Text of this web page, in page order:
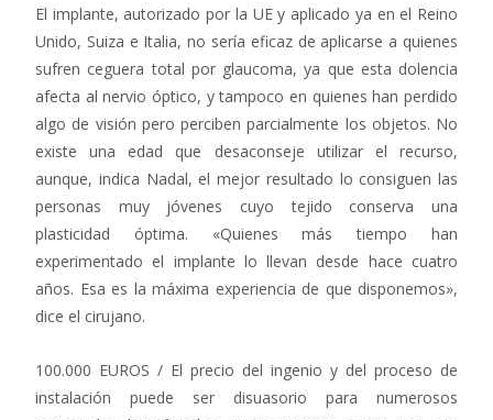
El implante, autorizado por la UE y aplicado ya en el Reino
Unido, Suiza e Italia, no sería eficaz de aplicarse a quienes
sufren ceguera total por glaucoma, ya que esta dolencia
afecta al nervio óptico, y tampoco en quienes han perdido
algo de visión pero perciben parcialmente los objetos. No
existe una edad que desaconseje utilizar el recurso,
aunque, indica Nadal, el mejor resultado lo consiguen las
personas muy jóvenes cuyo tejido conserva una
plasticidad óptima. «Quienes más tiempo han
experimentado el implante lo llevan desde hace cuatro
años. Esa es la máxima experiencia de que disponemos»,
dice el cirujano.
100.000 EUROS / El precio del ingenio y del proceso de
instalación puede ser disuasorio para numerosos